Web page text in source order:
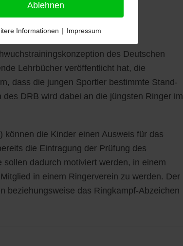
des Deutschen
Lehrbücher veröffentlicht hat, die
dass die jungen Sportler bestimmte Stand-
DRB wird dabei an die jüngsten Ringer im
die Kinder einen Ausweis für das
die Eintragung der Prüfung des
dadurch motiviert werden, in einem
in einem Ringerverein zu werden. Der
beziehungsweise das Ringkampf-Abzeichen
Ablehnen
Informationen | Impressum